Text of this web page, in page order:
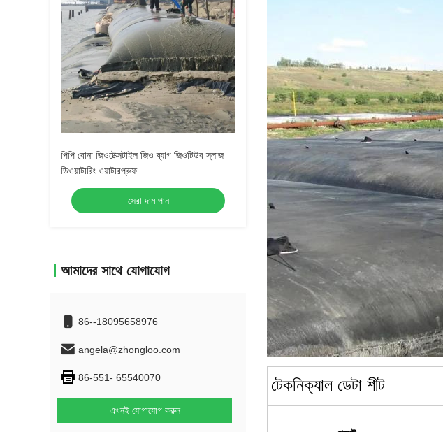
পিপি বোনা জিওটেক্সটাইল জিও ব্যাগ জিওটিউব স্লাজ
ডিওয়াটারিং ওয়াটারপ্রুফ
সেরা দাম পান
আমাদের সাথে যোগাযোগ
86--18095658976
angela@zhongloo.com
86-551- 65540070
এখনই যোগাযোগ করুন
টেকনিক্যাল ডেটা শীট